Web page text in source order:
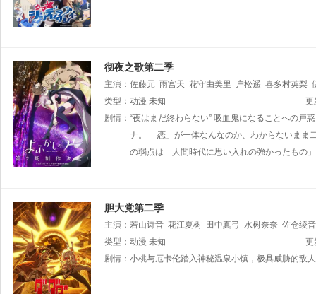
彻夜之歌第二季
主演： 佐藤元 雨宫天 花守由美里 户松遥 喜多村英梨
类型： 动漫 未知
更
剧情： “夜はまだ終わらない” 吸血鬼になることへの戸
ナ。 「恋」が一体なんなのか、わからないまま
の弱点は「人間時代に思い入れの強かったもの
胆大党第二季
主演： 若山诗音 花江夏树 田中真弓 水树奈奈 佐仓绫音
类型： 动漫 未知
更
剧情： 小桃与厄卡伦踏入神秘温泉小镇，极具威胁的敌